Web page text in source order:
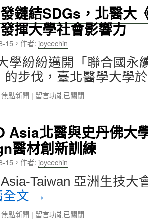
大
USR
報
告
書
通
過
BSI
認
證，
揮
大
學
影
響
力〉
中
鏈結SDGs，北醫大
揮大學社會影響力
15，作者: joycechin
學紛紛邁開「聯合國永
的步伐，臺北醫學大學
點新聞 | 在
出
發
鏈
結
SDGs，
北
醫
大
《2020
留言功能已關閉
Asia北醫與史丹佛大
醫材創新訓練
15，作者: joycechin
Taiwan 亞洲生技大
全文 →
點新聞 | 在
留言功能已關閉